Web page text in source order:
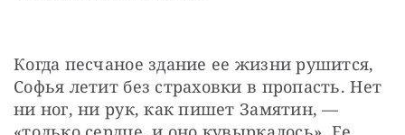
Когда песчаное здание ее жизни рушится,
Софья летит без страховки в пропасть. Нет
ни ног, ни рук, как пишет Замятин, —